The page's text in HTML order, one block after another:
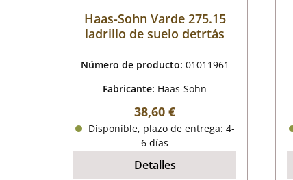
Haas-Sohn Varde 275.15
ladrillo de suelo detrtás
Número de producto: 01011961
Fabricante: Haas-Sohn
Precio normal:
38,60 €
Disponible, plazo de entrega: 4-
6 días
Detalles